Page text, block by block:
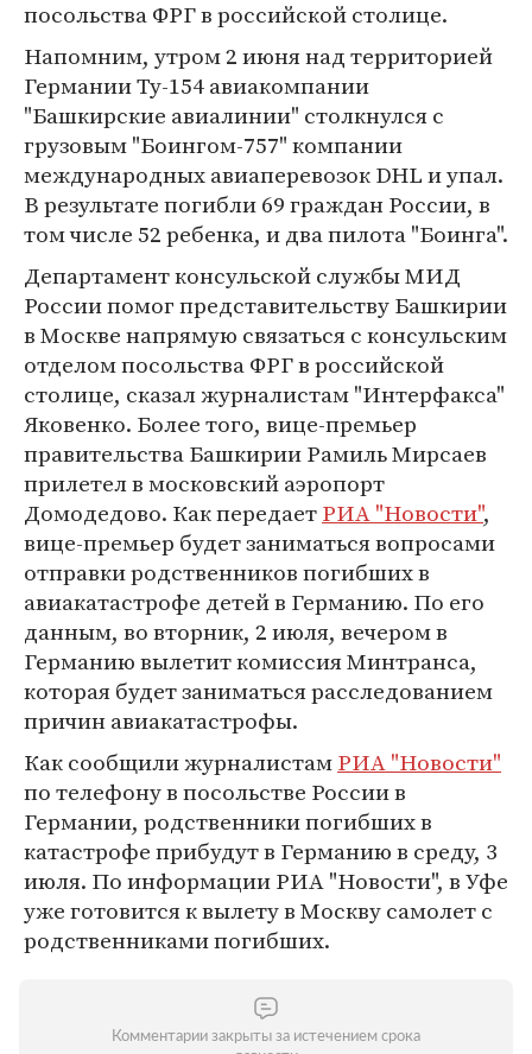
посольства ФРГ в российской столице.
Напомним, утром 2 июня над территорией
Германии Ту-154 авиакомпании
"Башкирские авиалинии" столкнулся с
грузовым "Боингом-757" компании
международных авиаперевозок DHL и упал.
В результате погибли 69 граждан России, в
том числе 52 ребенка, и два пилота "Боинга".
Департамент консульской службы МИД
России помог представительству Башкирии
в Москве напрямую связаться с консульским
отделом посольства ФРГ в российской
столице, сказал журналистам "Интерфакса"
Яковенко. Более того, вице-премьер
правительства Башкирии Рамиль Мирсаев
прилетел в московский аэропорт
Домодедово. Как передаетРИА "Новости",
вице-премьер будет заниматься вопросами
отправки родственников погибших в
авиакатастрофе детей в Германию. По его
данным, во вторник, 2 июля, вечером в
Германию вылетит комиссия Минтранса,
которая будет заниматься расследованием
причин авиакатастрофы.
Как сообщили журналистамРИА "Новости"
по телефону в посольстве России в
Германии, родственники погибших в
катастрофе прибудут в Германию в среду, 3
июля. По информации РИА "Новости", в Уфе
уже готовится к вылету в Москву самолет с
родственниками погибших.
Комментарии закрыты за истечением срока